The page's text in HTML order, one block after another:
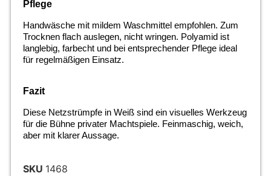
Pflege
Handwäsche mit mildem Waschmittel empfohlen. Zum
Trocknen flach auslegen, nicht wringen. Polyamid ist
langlebig, farbecht und bei entsprechender Pflege ideal
für regelmäßigen Einsatz.
Fazit
Diese Netzstrümpfe in Weiß sind ein visuelles Werkzeug
für die Bühne privater Machtspiele. Feinmaschig, weich,
aber mit klarer Aussage.
SKU 1468